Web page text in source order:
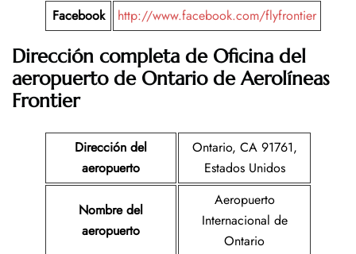
Facebook
http://www.facebook.com/flyfrontier
Dirección completa de Oficina del
aeropuerto de Ontario de Aerolíneas
Frontier
Dirección del
aeropuerto
Ontario, CA 91761,
Estados Unidos
Nombre del
aeropuerto
Aeropuerto
Internacional de
Ontario